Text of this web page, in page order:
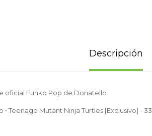
Descripción
oficial Funko Pop de Donatello
Teenage Mutant Ninja Turtles [Exclusivo] - 33